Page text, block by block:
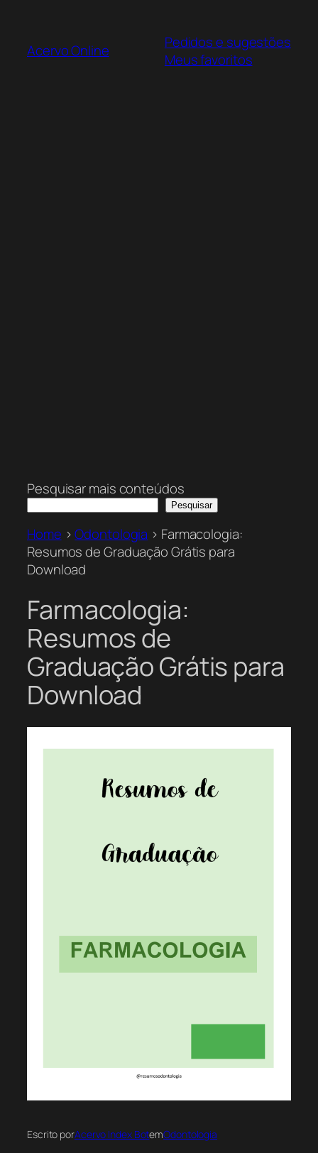
Acervo Online
Pedidos e sugestões
Meus favoritos
Pesquisar mais conteúdos
Pesquisar
Home >Odontologia > Farmacologia:
Resumos de Graduação Grátis para
Download
Farmacologia:
Resumos de
Graduação Grátis para
Download
Escrito porAcervo Index BotemOdontologia